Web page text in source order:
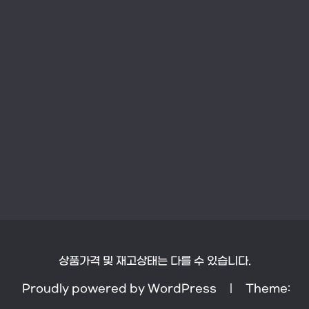
상품가격 및 재고상태는 다를 수 있습니다.
Proudly powered by WordPress Theme: